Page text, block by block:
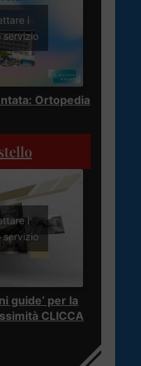
i
servizio
Ortopedia
i
servizio
guide’ per la
CLICCA